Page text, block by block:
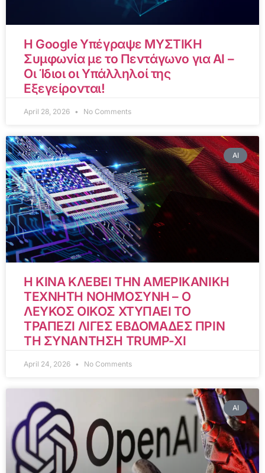
Η Google Υπέγραψε ΜΥΣΤΙΚΗ
Συμφωνία με το Πεντάγωνο για AI –
Οι Ίδιοι οι Υπάλληλοί της
Εξεγείρονται!
April 28, 2026 No Comments
AI
Η ΚΙΝΑ ΚΛΕΒΕΙ ΤΗΝ ΑΜΕΡΙΚΑΝΙΚΗ
ΤΕΧΝΗΤΗ ΝΟΗΜΟΣΥΝΗ – Ο
ΛΕΥΚΟΣ ΟΙΚΟΣ ΧΤΥΠΑΕΙ ΤΟ
ΤΡΑΠΕΖΙ ΛΙΓΕΣ ΕΒΔΟΜΑΔΕΣ ΠΡΙΝ
ΤΗ ΣΥΝΑΝΤΗΣΗ TRUMP-XI
April 24, 2026 No Comments
AI